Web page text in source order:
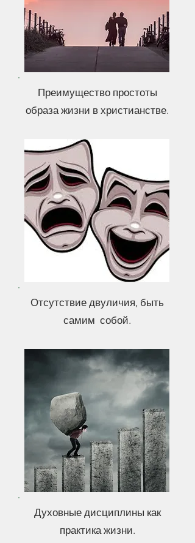
Преимущество простоты
образа жизни в христианстве.
Отсутствие двуличия, быть
самим собой.
Духовные дисциплины как
практика жизни.